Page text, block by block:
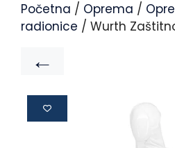
Početna / Oprema /
radionice / Wurth
←